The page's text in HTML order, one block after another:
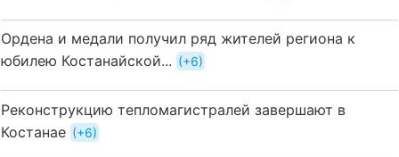
Ордена и медали получил ряд жителей региона к
юбилею Костанайской...
+6
Реконструкцию тепломагистралей завершают в
Костанае
+6